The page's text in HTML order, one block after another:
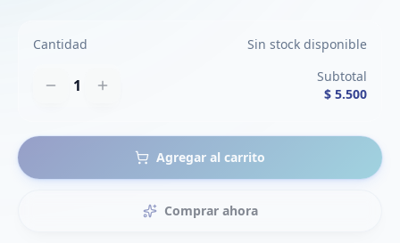
Cantidad Sin stock disponible
1
Subtotal
$ 5.500
Agregar al carrito
Comprar ahora